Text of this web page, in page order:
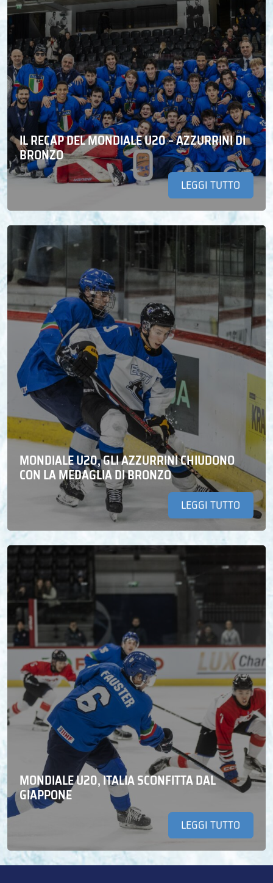
IL RECAP DEL MONDIALE U20 – AZZURRINI DI
BRONZO
LEGGI TUTTO
MONDIALE U20, GLI AZZURRINI CHIUDONO
CON LA MEDAGLIA DI BRONZO
LEGGI TUTTO
MONDIALE U20, ITALIA SCONFITTA DAL
GIAPPONE
LEGGI TUTTO